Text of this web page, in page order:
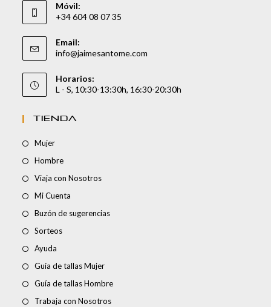
Móvil:
+34 604 08 07 35
Email:
info@jaimesantome.com
Horarios:
L - S, 10:30-13:30h, 16:30-20:30h
TIENDA
Mujer
Hombre
Viaja con Nosotros
Mi Cuenta
Buzón de sugerencias
Sorteos
Ayuda
Guía de tallas Mujer
Guía de tallas Hombre
Trabaja con Nosotros